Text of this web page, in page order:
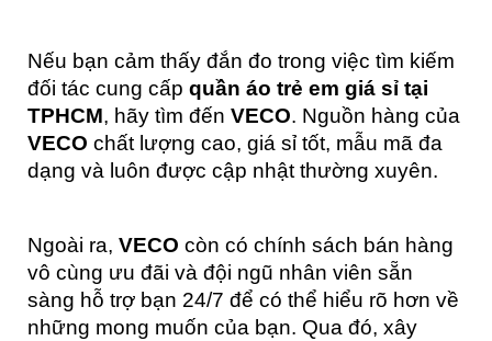
Nếu bạn cảm thấy đắn đo trong việc tìm kiếm
đối tác cung cấp quần áo trẻ em giá sỉ tại
TPHCM, hãy tìm đến VECO. Nguồn hàng của
VECO chất lượng cao, giá sỉ tốt, mẫu mã đa
dạng và luôn được cập nhật thường xuyên.
Ngoài ra, VECO còn có chính sách bán hàng
vô cùng ưu đãi và đội ngũ nhân viên sẵn
sàng hỗ trợ bạn 24/7 để có thể hiểu rõ hơn về
những mong muốn của bạn. Qua đó, xây